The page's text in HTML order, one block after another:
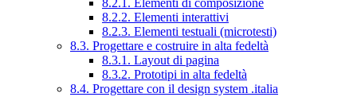
8.2.1. Elementi di composizione
8.2.2. Elementi interattivi
8.2.3. Elementi testuali (microtesti)
8.3. Progettare e costruire in alta fedeltà
8.3.1. Layout di pagina
8.3.2. Prototipi in alta fedeltà
8.4. Progettare con il design system .italia